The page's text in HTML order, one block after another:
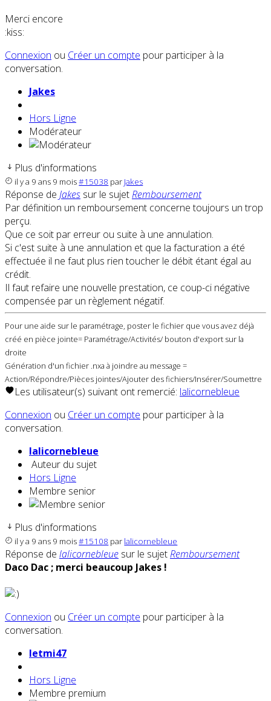
Merci encore
:kiss:
Connexion ou Créer un compte pour participer à la
conversation.
Jakes
Hors Ligne
Modérateur
Plus d'informations
il y a 9 ans 9 mois#15038 par Jakes
Réponse de Jakes sur le sujetRemboursement
Par définition un remboursement concerne toujours un trop
perçu.
Que ce soit par erreur ou suite à une annulation.
Si c'est suite à une annulation et que la facturation a été
effectuée il ne faut plus rien toucher le débit étant égal au
crédit.
Il faut refaire une nouvelle prestation, ce coup-ci négative
compensée par un règlement négatif.
Pour une aide sur le paramétrage, poster le fichier que vous avez déjà
créé en pièce jointe= Paramétrage/Activités/ bouton d'export sur la
droite
Génération d'un fichier .nxa à joindre au message =
Action/Répondre/Pièces jointes/Ajouter des fichiers/Insérer/Soumettre
Les utilisateur(s) suivant ont remercié: lalicornebleue
Connexion ou Créer un compte pour participer à la
conversation.
lalicornebleue
Auteur du sujet
Hors Ligne
Membre senior
Plus d'informations
il y a 9 ans 9 mois#15108 par lalicornebleue
Réponse de lalicornebleue sur le sujetRemboursement
Daco Dac ; merci beaucoup Jakes !
Connexion ou Créer un compte pour participer à la
conversation.
letmi47
Hors Ligne
Membre premium